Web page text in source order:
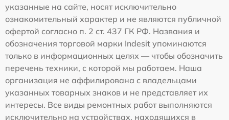
указанные на сайте, носят исключительно
ознакомительный характер и не являются публичной
офертой согласно п. 2 ст. 437 ГК РФ. Названия и
обозначения торговой марки Indesit упоминаются
только в информационных целях — чтобы обозначить
перечень техники, с которой мы работаем. Наша
организация не аффилирована с владельцами
указанных товарных знаков и не представляет их
интересы. Все виды ремонтных работ выполняются
исключительно на устройствах, находящихся в